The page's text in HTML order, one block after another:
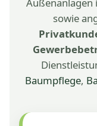
sowie
Baumpflege,